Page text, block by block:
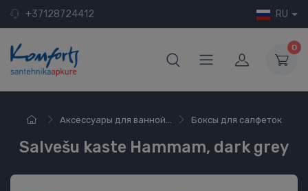
+37128724412 RU
0
Аксессуары для ванной... Боксы для салфеток
Salvešu kaste Hammam, dark grey